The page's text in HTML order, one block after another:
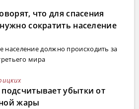
что для спасения
сократить население
население должно происходить за
мира
убытки от
жары